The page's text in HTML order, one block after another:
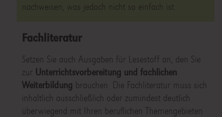
nachweisen, was jedoch nicht so einfach ist.
Fachliteratur
Setzen Sie auch Ausgaben für Lesestoff an, den Sie
zur Unterrichtsvorbereitung und fachlichen
Weiterbildung brauchen. Die Fachliteratur muss sich
inhaltlich ausschließlich oder zumindest deutlich
überwiegend mit Ihren beruflichen Themengebieten